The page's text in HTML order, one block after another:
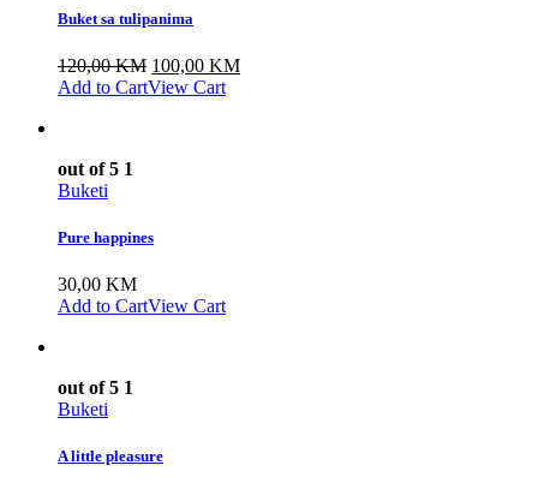
Buket sa tulipanima
120,00 KM Izvorna
cijena
100,00 KMTrenutna
Add to CartView Cart
out of 5 1
Buketi
Pure happines
30,00 KM
Add to CartView Cart
out of 5 1
Buketi
A little pleasure